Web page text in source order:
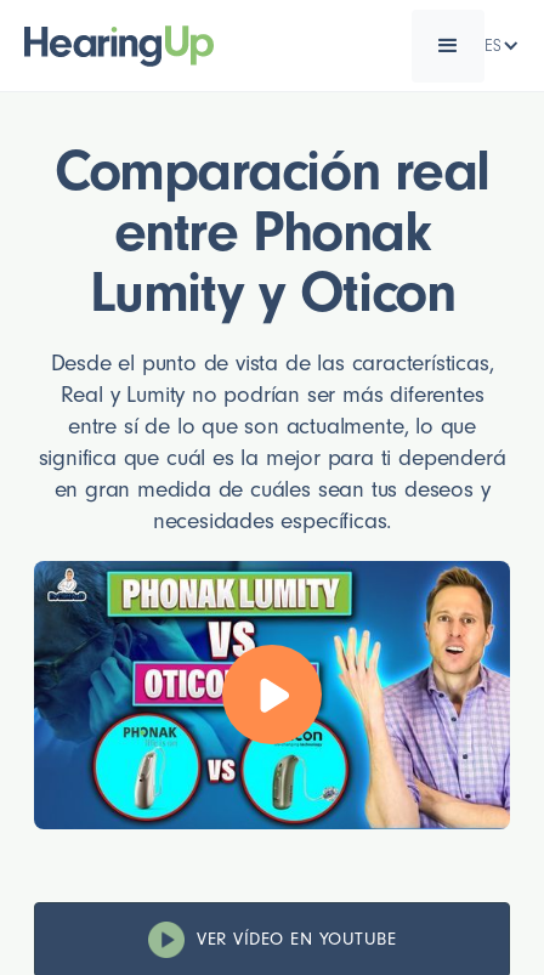
ES
Comparación real
entre Phonak
Lumity y Oticon
Desde el punto de vista de las características,
Real y Lumity no podrían ser más diferentes
entre sí de lo que son actualmente, lo que
significa que cuál es la mejor para ti dependerá
en gran medida de cuáles sean tus deseos y
necesidades específicas.
VER VÍDEO EN YOUTUBE